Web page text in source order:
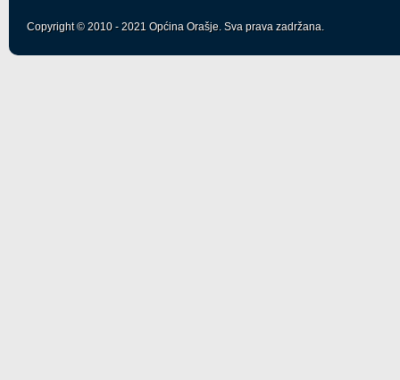
Copyright © 2010 - 2021 Općina Orašje. Sva prava zadržana.